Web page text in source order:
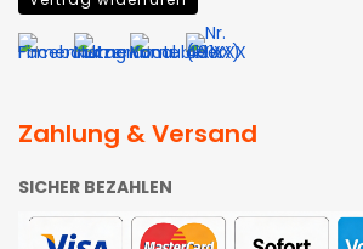
Zahlung & Versand
SICHER BEZAHLEN